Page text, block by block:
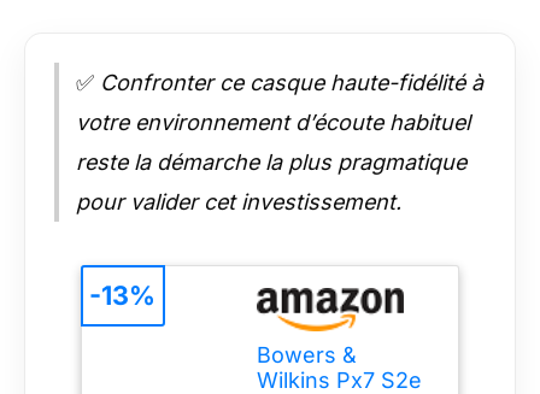
✅ Confronter ce casque haute-fidélité à
votre environnement d’écoute habituel
reste la démarche la plus pragmatique
pour valider cet investissement.
Bowers &
Wilkins Px7 S2e
-13%